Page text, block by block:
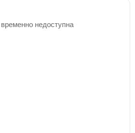
недоступна